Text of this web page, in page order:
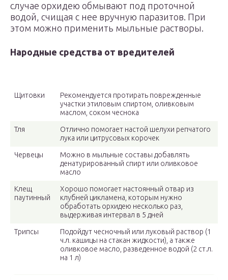
случае орхидею обмывают под проточной
водой, счищая с нее вручную паразитов. При
этом можно применить мыльные растворы.
Народные средства от вредителей
Щитовки
Рекомендуется протирать поврежденные
участки этиловым спиртом, оливковым
маслом, соком чеснока
Тля
Отлично помогает настой шелухи репчатого
лука или цитрусовых корочек
Червецы
Можно в мыльные составы добавлять
денатурированный спирт или оливковое
масло
Клещ
паутинный
Хорошо помогает настоянный отвар из
клубней цикламена, которым нужно
обработать орхидею несколько раз,
выдерживая интервал в 5 дней
Трипсы
Подойдут чесночный или луковый раствор (1
ч.л. кашицы на стакан жидкости), а также
оливковое масло, разведенное водой (2 ст.л.
на 1 л)